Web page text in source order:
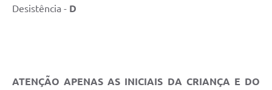
Desistência - D
ATENÇÃO APENAS AS INICIAIS DA CRIANÇA E DO